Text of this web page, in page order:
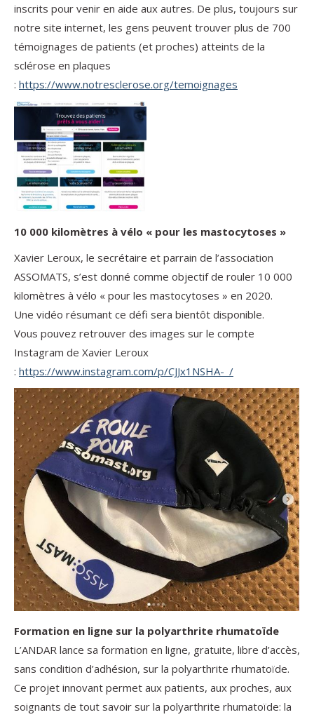
inscrits pour venir en aide aux autres. De plus, toujours sur
notre site internet, les gens peuvent trouver plus de 700
témoignages de patients (et proches) atteints de la
sclérose en plaques
: https://www.notresclerose.org/temoignages
10 000 kilomètres à vélo « pour les mastocytoses »
Xavier Leroux, le secrétaire et parrain de l’association
ASSOMATS, s’est donné comme objectif de rouler 10 000
kilomètres à vélo « pour les mastocytoses » en 2020.
Une vidéo résumant ce défi sera bientôt disponible.
Vous pouvez retrouver des images sur le compte
Instagram de Xavier Leroux
: https://www.instagram.com/p/CJJx1NSHA-_/
Formation en ligne sur la polyarthrite rhumatoïde
L’ANDAR lance sa formation en ligne, gratuite, libre d’accès,
sans condition d’adhésion, sur la polyarthrite rhumatoïde.
Ce projet innovant permet aux patients, aux proches, aux
soignants de tout savoir sur la polyarthrite rhumatoïde: la